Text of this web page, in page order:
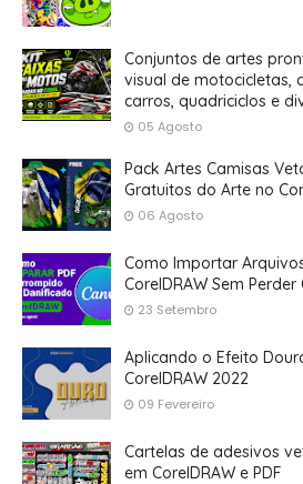
Conjuntos de artes
visual de motocicletas,
carros, quadriciclos e
05 Agosto
Pack Artes Camisas
Gratuitos do Arte no
06 Agosto
Como Importar
CorelDRAW Sem
23 Setembro
Aplicando o Efeito
CorelDRAW 2022
09 Fevereiro
Cartelas de adesivos
em CorelDRAW e PDF